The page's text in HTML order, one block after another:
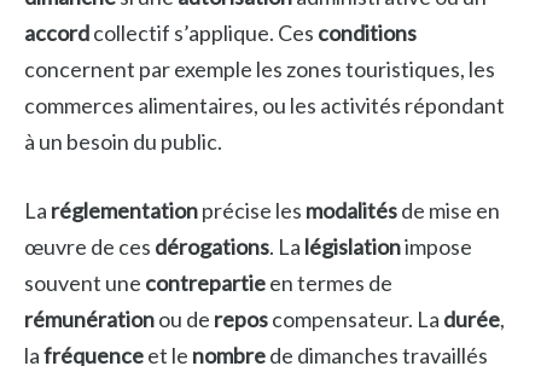
accordcollectif s’applique. Ces conditions
concernent par exemple les zones touristiques, les
commerces alimentaires, ou les activités répondant
à un besoin du public.
La réglementationprécise les modalitésde mise en
œuvre de ces dérogations. La législationimpose
souvent une contrepartieen termes de
rémunérationou de reposcompensateur. La durée,
lafréquenceet le nombrede dimanches travaillés